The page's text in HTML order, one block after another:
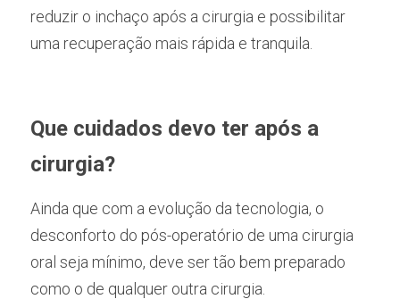
reduzir o inchaço após a cirurgia e possibilitar
uma recuperação mais rápida e tranquila.
Que cuidados devo ter após a
cirurgia?
Ainda que com a evolução da tecnologia, o
desconforto do pós-operatório de uma cirurgia
oral seja mínimo, deve ser tão bem preparado
como o de qualquer outra cirurgia.